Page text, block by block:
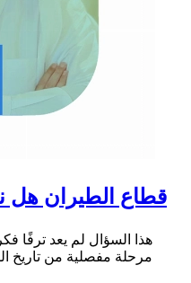
قطاع الطيران
هذا السؤال لم يعد ترفًا
مرحلة مفصلية من تاريخ